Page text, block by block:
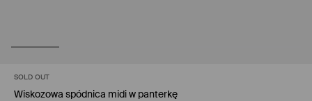
SOLD OUT
Wiskozowa spódnica midi w panterkę